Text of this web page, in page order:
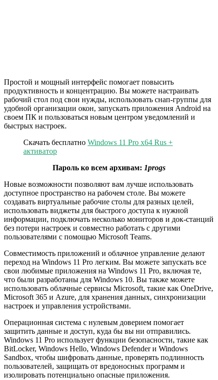
Простой и мощный интерфейс помогает повысить
продуктивность и концентрацию. Вы можете настраивать
рабочий стол под свои нужды, использовать снап-группы для
удобной организации окон, запускать приложения Android на
своем ПК и пользоваться новым центром уведомлений и
быстрых настроек.
Скачать бесплатно Windows 11 Pro x64 Rus +
активатор
Пароль ко всем архивам: 1progs
Новые возможности позволяют вам лучше использовать
доступное пространство на рабочем столе. Вы можете
создавать виртуальные рабочие столы для разных целей,
использовать виджеты для быстрого доступа к нужной
информации, подключать несколько мониторов и док-станций
без потери настроек и совместно работать с другими
пользователями с помощью Microsoft Teams.
Совместимость приложений и облачное управление делают
переход на Windows 11 Pro легким. Вы можете запускать все
свои любимые приложения на Windows 11 Pro, включая те,
что были разработаны для Windows 10. Вы также можете
использовать облачные сервисы Microsoft, такие как OneDrive,
Microsoft 365 и Azure, для хранения данных, синхронизации
настроек и управления устройствами.
Операционная система с нулевым доверием помогает
защитить данные и доступ, куда бы вы ни отправились.
Windows 11 Pro использует функции безопасности, такие как
BitLocker, Windows Hello, Windows Defender и Windows
Sandbox, чтобы шифровать данные, проверять подлинность
пользователей, защищать от вредоносных программ и
изолировать потенциально опасные приложения.